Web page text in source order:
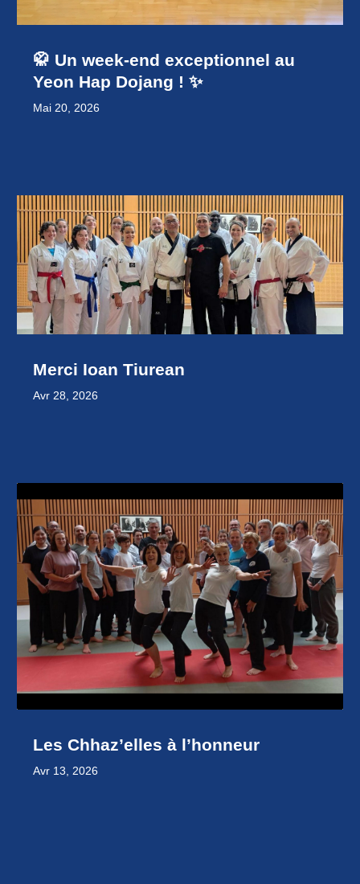
🥋 Un week-end exceptionnel au
Yeon Hap Dojang ! ✨
Mai 20, 2026
Merci Ioan Tiurean
Avr 28, 2026
Les Chhaz’elles à l’honneur
Avr 13, 2026